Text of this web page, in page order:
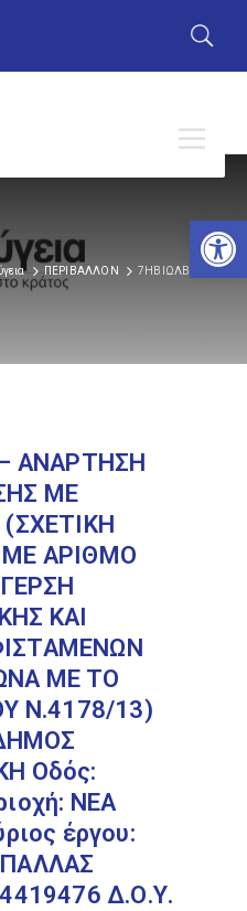
ΠΕΡΙΒΑΛΛΟΝ 7ΗΒΙΩΛΒ-4ΞΩ
ΑΝΑΡΤΗΣΗ
ΜΕ
ΑΡΙΘΜΟ
ΚΑΙ
ΜΕ ΤΟ
Ν.4178/13)
Οδός:
ΝΕΑ
έργου:
Δ.Ο.Υ.